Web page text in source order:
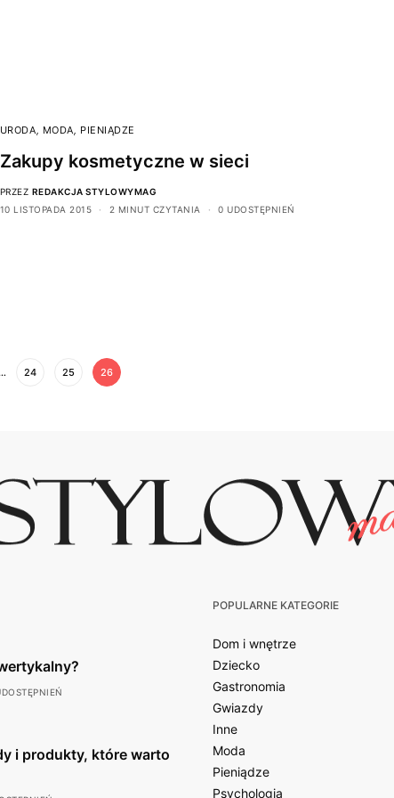
URODA, MODA, PIENIĄDZE
Zakupy kosmetyczne w sieci
PRZEZ REDAKCJA STYLOWYMAG
10 LISTOPADA 2015
2 MINUT CZYTANIA 0 UDOSTĘPNIEŃ
24 25 26
i produkty, które warto
POPULARNE KATEGORIE
Dom i wnętrze
Dziecko
Gastronomia
Gwiazdy
Inne
Moda
Pieniądze
Psychologia